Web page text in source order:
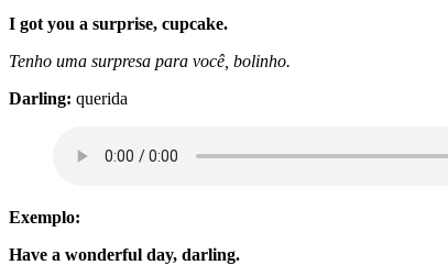
I got you a surprise, cupcake.
Tenho uma surpresa para você, bolinho.
Darling: querida
Exemplo:
Have a wonderful day, darling.